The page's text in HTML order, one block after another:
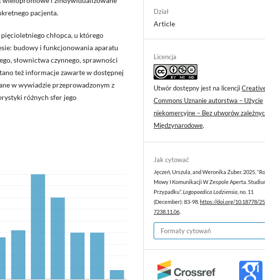
pacjenta.
chłopca, u którego
budowy i funkcjonowania aparatu
słownictwa czynnego, sprawności
też informacje zawarte w dostępnej
w wywiadzie przeprowadzonym z
różnych sfer jego
Dział
Article
Licencja
Utwór dostępny jest na licencji
Commons Uznanie autorstwa – Użycie
niekomercyjne – Bez utworów
Międzynarodowe.
Jak cytować
Jęczeń, Urszula, and Weronika Żuber. 2025.
Mowy I Komunikacji W Zespole Aperta.
Przypadku”.Logopaedica Lodziensia, no. 11
(December): 83-98. https://doi.org/10.18778/
7238.11.06.
Formaty cytowań